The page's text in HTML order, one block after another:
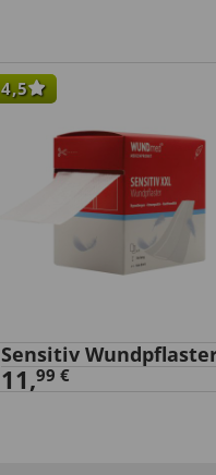
4,5
Sensitiv
11,99 €